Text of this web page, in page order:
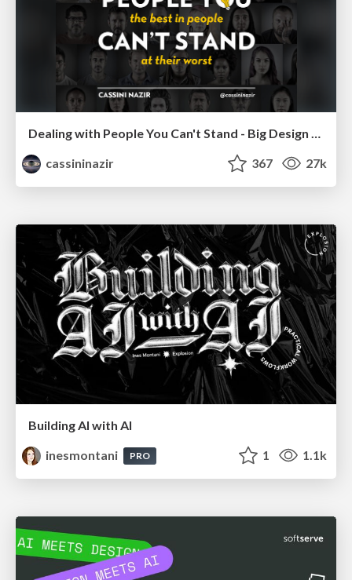
Dealing with People You Can't Stand - Big Design 2015
cassininazir
367 27k
Building AI with AI
inesmontani
PRO 1 1.1k